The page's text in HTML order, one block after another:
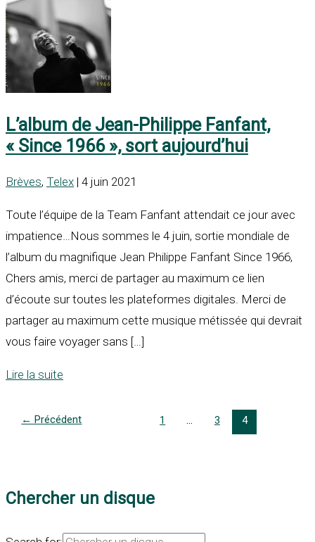
L’album de Jean-Philippe Fanfant,
« Since 1966 », sort aujourd’hui
Brèves, Telex | 4 juin 2021
Toute l’équipe de la Team Fanfant attendait ce jour avec
impatience…Nous sommes le 4 juin, sortie mondiale de
l’album du magnifique Jean Philippe Fanfant Since 1966,
Chers amis, merci de partager au maximum ce lien
d’écoute sur toutes les plateformes digitales. Merci de
partager au maximum cette musique métissée qui devrait
vous faire voyager sans […]
Lire la suite
← Précédent 1 … 3 4
Chercher un disque